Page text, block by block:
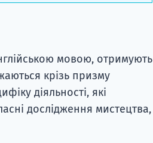
мовою, отримують
крізь призму
діяльності, які
дослідження мистецтва,